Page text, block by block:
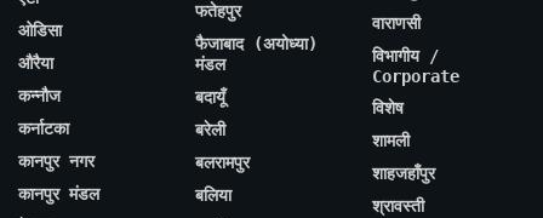
ओडिसा
औरैया
कन्नौज
कर्नाटका
कानपुर नगर
कानपुर मंडल
फतेहपुर
फैजाबाद (अयोध्या)
मंडल
बदायूँ
बरेली
बलरामपुर
बलिया
वाराणसी
विभागीय /
Corporate
विशेष
शामली
शाहजहाँपुर
श्रावस्ती